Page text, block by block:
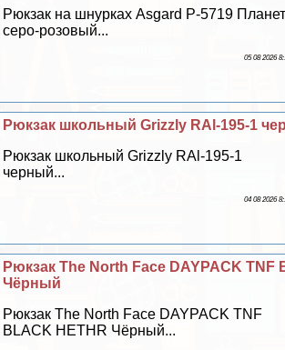
Рюкзак на шнурках Asgard Р-5719
серо-розовый...
05 08 2026
Рюкзак школьный Grizzly RAl-195-1
Рюкзак школьный Grizzly RAl-195-1
черный...
04 08 2026
Рюкзак The North Face DAYPACK TNF
Чёрный
Рюкзак The North Face DAYPACK TNF
BLACK HETHR Чёрный...